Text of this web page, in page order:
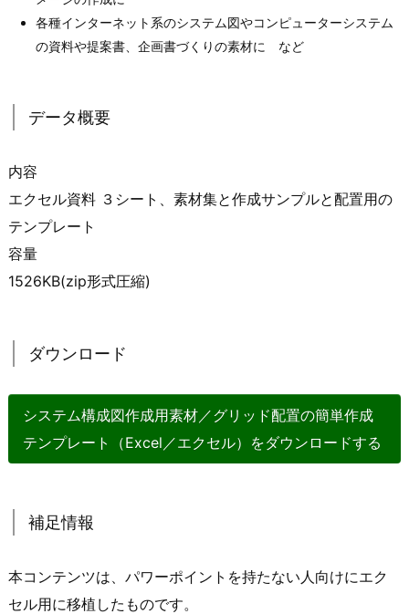
各種インターネット系のシステム図やコンピューターシステム
の資料や提案書、企画書づくりの素材に など
データ概要
内容
エクセル資料 ３シート、素材集と作成サンプルと配置用の
テンプレート
容量
1526KB(zip形式圧縮)
ダウンロード
システム構成図作成用素材／グリッド配置の簡単作成
テンプレート（Excel／エクセル）をダウンロードする
補足情報
本コンテンツは、パワーポイントを持たない人向けにエク
セル用に移植したものです。